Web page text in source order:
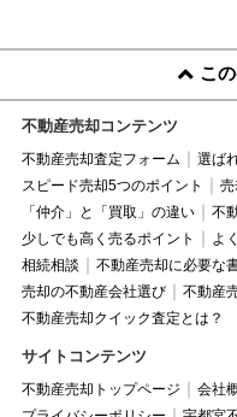
こ
不動産売却コンテンツ
不動産売却査定フォーム
選ば
スピード売却5つのポイント
「仲介」と「買取」の違い
不
少しでも高く売るポイント
よ
相続相談
不動産売却に必要な
売却の不動産会社選び
不動産
不動産売却クイック査定とは？
サイトコンテンツ
不動産売却トップページ 会社